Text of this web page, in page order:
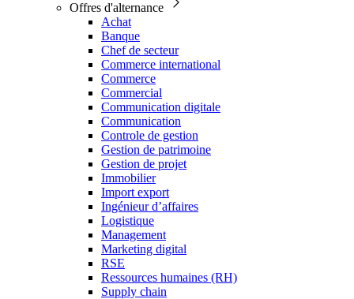
Offres d'alternance
Achat
Banque
Chef de secteur
Commerce international
Commerce
Commercial
Communication digitale
Communication
Controle de gestion
Gestion de patrimoine
Gestion de projet
Immobilier
Import export
Ingénieur d’affaires
Logistique
Management
Marketing digital
RSE
Ressources humaines (RH)
Supply chain